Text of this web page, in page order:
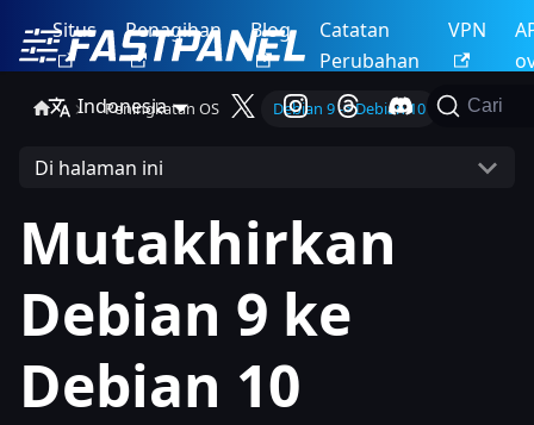
Situs Penagihan Blog
Catatan
Perubahan
VPN
Indonesia
Cari
Peningkatan OS Debian 9 -> Debian 10
Di halaman ini
Mutakhirkan
Debian 9 ke
Debian 10